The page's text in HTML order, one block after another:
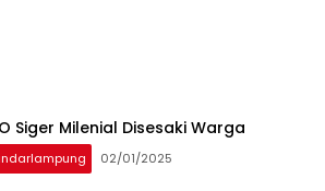
Siger Milenial Disesaki Warga
02/01/2025